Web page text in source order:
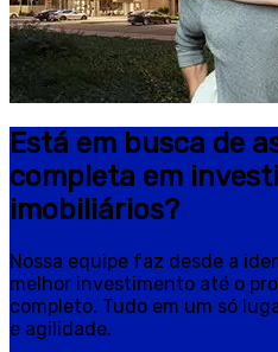
Está em busca de
completa em
imobiliários?
Nossa equipe faz desde a
melhor investimento até o
completo. Tudo em um só
e agilidade.